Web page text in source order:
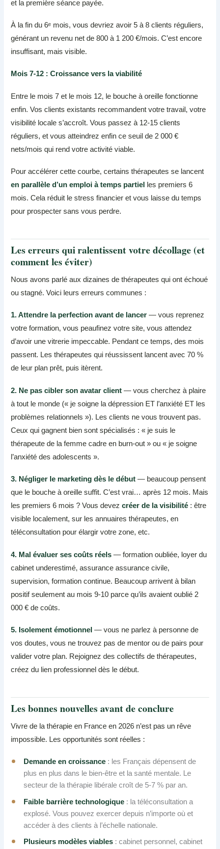
et la première séance payée.
À la fin du 6ᵉ mois, vous devriez avoir 5 à 8 clients réguliers,
générant un revenu net de 800 à 1 200 €/mois. C’est encore
insuffisant, mais visible.
Mois 7-12 : Croissance vers la viabilité
Entre le mois 7 et le mois 12, le bouche à oreille fonctionne
enfin. Vos clients existants recommandent votre travail, votre
visibilité locale s’accroît. Vous passez à 12-15 clients
réguliers, et vous atteindrez enfin ce seuil de 2 000 €
nets/mois qui rend votre activité viable.
Pour accélérer cette courbe, certains thérapeutes se lancent
en parallèle d’un emploi à temps partiel les premiers 6
mois. Cela réduit le stress financier et vous laisse du temps
pour prospecter sans vous perdre.
Les erreurs qui ralentissent votre décollage (et
comment les éviter)
Nous avons parlé aux dizaines de thérapeutes qui ont échoué
ou stagné. Voici leurs erreurs communes :
1. Attendre la perfection avant de lancer — vous reprenez
votre formation, vous peaufinez votre site, vous attendez
d’avoir une vitrerie impeccable. Pendant ce temps, des mois
passent. Les thérapeutes qui réussissent lancent avec 70 %
de leur plan prêt, puis itèrent.
2. Ne pas cibler son avatar client — vous cherchez à plaire
à tout le monde (« je soigne la dépression ET l’anxiété ET les
problèmes relationnels »). Les clients ne vous trouvent pas.
Ceux qui gagnent bien sont spécialisés : « je suis le
thérapeute de la femme cadre en burn-out » ou « je soigne
l’anxiété des adolescents ».
3. Négliger le marketing dès le début — beaucoup pensent
que le bouche à oreille suffit. C’est vrai… après 12 mois. Mais
les premiers 6 mois ? Vous devezcréer de la visibilité : être
visible localement, sur les annuaires thérapeutes, en
téléconsultation pour élargir votre zone, etc.
4. Mal évaluer ses coûts réels — formation oubliée, loyer du
cabinet underestimé, assurance assurance civile,
supervision, formation continue. Beaucoup arrivent à bilan
positif seulement au mois 9-10 parce qu’ils avaient oublié 2
000 € de coûts.
5. Isolement émotionnel — vous ne parlez à personne de
vos doutes, vous ne trouvez pas de mentor ou de pairs pour
valider votre plan. Rejoignez des collectifs de thérapeutes,
créez du lien professionnel dès le début.
Les bonnes nouvelles avant de conclure
Vivre de la thérapie en France en 2026 n’est pas un rêve
impossible. Les opportunités sont réelles :
Demande en croissance : les Français dépensent de
plus en plus dans le bien-être et la santé mentale. Le
secteur de la thérapie libérale croît de 5-7 % par an.
Faible barrière technologique : la téléconsultation a
explosé. Vous pouvez exercer depuis n’importe où et
accéder à des clients à l’échelle nationale.
Plusieurs modèles viables : cabinet personnel, cabinet